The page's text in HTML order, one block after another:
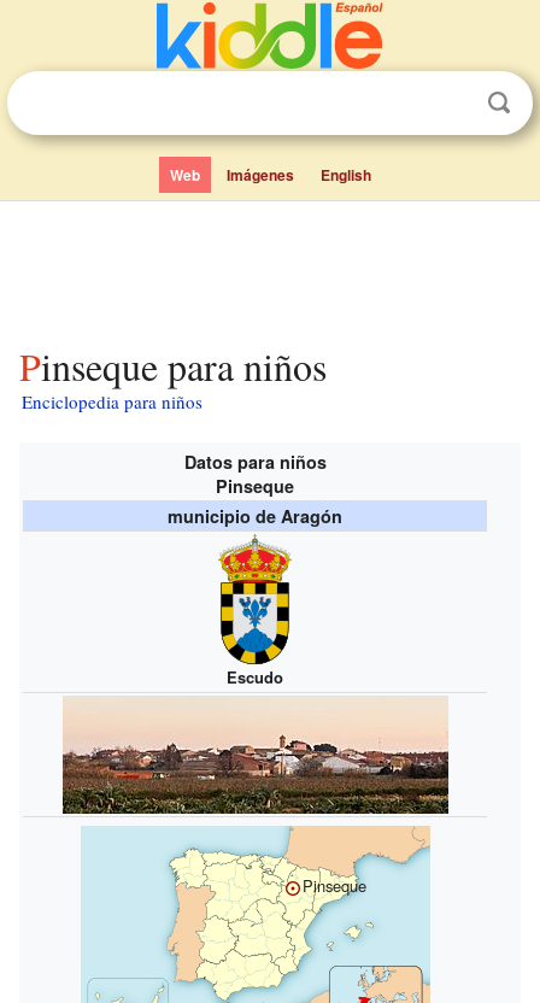
Web Imágenes English
Pinseque para niños
Enciclopedia para niños
Datos para niños
Pinseque
municipio de Aragón
Escudo
Pinseque